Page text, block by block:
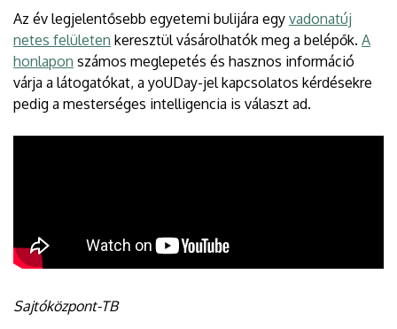
Az év legjelentősebb egyetemi bulijára egy vadonatúj
netes felületen keresztül vásárolhatók meg a belépők. A
honlapon számos meglepetés és hasznos információ
várja a látogatókat, a yoUDay-jel kapcsolatos kérdésekre
pedig a mesterséges intelligencia is választ ad.
Sajtóközpont-TB